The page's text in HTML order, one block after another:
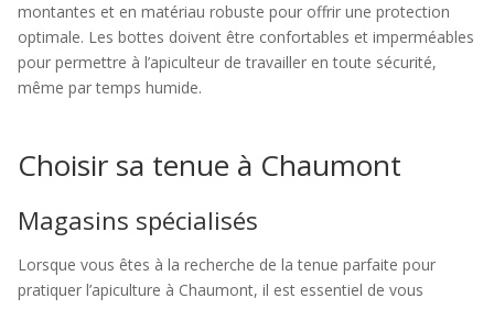
montantes et en matériau robuste pour offrir une protection
optimale. Les bottes doivent être confortables et imperméables
pour permettre à l’apiculteur de travailler en toute sécurité,
même par temps humide.
Choisir sa tenue à Chaumont
Magasins spécialisés
Lorsque vous êtes à la recherche de la tenue parfaite pour
pratiquer l’apiculture à Chaumont, il est essentiel de vous